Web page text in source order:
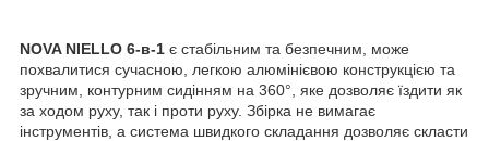
NOVA NIELLO 6-в-1 є стабільним та безпечним, може
похвалитися сучасною, легкою алюмінієвою конструкцією та
зручним, контурним сидінням на 360°, яке дозволяє їздити як
за ходом руху, так і проти руху. Збірка не вимагає
інструментів, а система швидкого складання дозволяє скласти